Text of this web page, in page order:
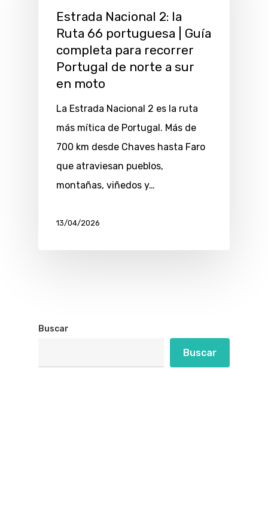
Estrada Nacional 2: la
Ruta 66 portuguesa | Guía
completa para recorrer
Portugal de norte a sur
en moto
La Estrada Nacional 2 es la ruta
más mítica de Portugal. Más de
700 km desde Chaves hasta Faro
que atraviesan pueblos,
montañas, viñedos y…
13/04/2026
Buscar
Buscar